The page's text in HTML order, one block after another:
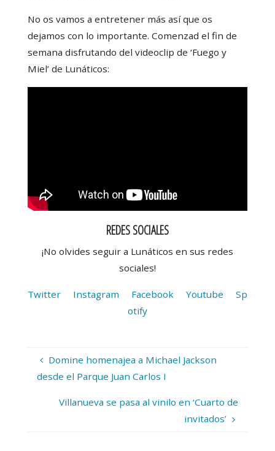
No os vamos a entretener más así que os
dejamos con lo importante. Comenzad el fin de
semana disfrutando del videoclip de ‘Fuego y
Miel’ de Lunáticos:
REDES SOCIALES
¡No olvides seguir a Lunáticos en sus redes
sociales!
Twitter Instagram Facebook Youtube
Sp
otify
Domine homenajea a Michael Jackson
desde el Parque Juan Carlos I
Villanueva se pasa al vinilo en ‘Cuarto de
invitados’